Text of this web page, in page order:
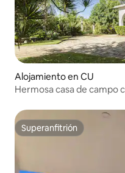
Alojamiento en CU
Hermosa casa de campo
Superanfitrión
Superanfitrión